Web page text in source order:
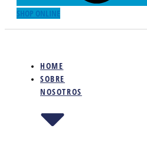
SHOP ONLINE
HOME
SOBRE
NOSOTROS